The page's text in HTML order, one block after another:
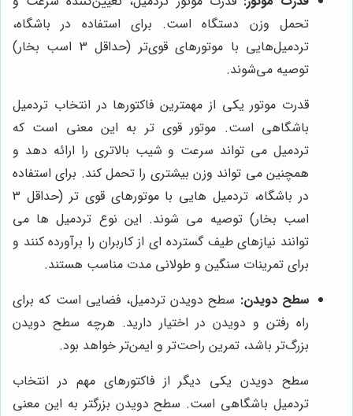
تحمل وزن دستگاه است. برای استفاده در باشگاه،
تردمیل‌هایی با موتورهای قوی‌تر (حداقل 3 اسب بخار)
توصیه می‌شوند.
قدرت موتور یکی از مهمترین فاکتورها در انتخاب تردمیل
باشگاهی است. موتور قوی تر به این معنی است که
تردمیل می تواند سرعت و شیب بالاتری را ارائه دهد و
همچنین می تواند وزن بیشتری را تحمل کند. برای استفاده
در باشگاه، تردمیل هایی با موتورهای قوی تر (حداقل 3
اسب بخار) توصیه می شوند. این نوع تردمیل ها می
توانند نیازهای طیف گسترده ای از کاربران را برآورده کنند و
برای تمرینات سنگین و طولانی مدت مناسب هستند.
سطح دویدن: سطح دویدن تردمیل، فضایی است که برای
راه رفتن و دویدن در اختیار دارید. هرچه سطح دویدن
بزرگ‌تر باشد، تمرین راحت‌تر و ایمن‌تر خواهد بود.
سطح دویدن یکی دیگر از فاکتورهای مهم در انتخاب
تردمیل باشگاهی است. سطح دویدن بزرگتر به این معنی